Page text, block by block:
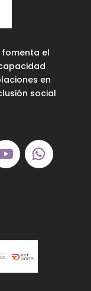
fomenta el
en
social